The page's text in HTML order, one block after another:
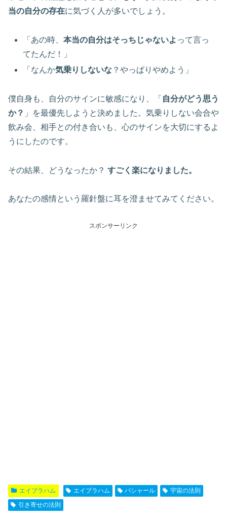
当の自分の存在に気づく人が多いでしょう。
「あの時、本当の自分はそっちじゃないよ って言っ
てたんだ！」
「なんか気乗りしないな ？やっぱりやめよう」
僕自身も、自分のサインに敏感になり、「 自分がどう思う
か？ 」を最優先しようと決めました。気乗りしない会合や
飲み会、相手との付き合いも、心のサインを大切にするよ
うにしたのです。
その結果、どうなったか？ すごく楽になりました。
あなたの感情という羅針盤に耳を澄ませてみてください。
スポンサーリンク
エイブラハム エイブラハム バシャール
宇宙の法則
引き寄せの法則